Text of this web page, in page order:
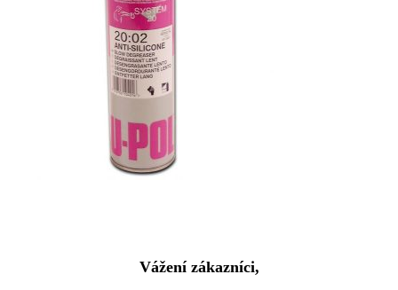
Vážení zákazníci,